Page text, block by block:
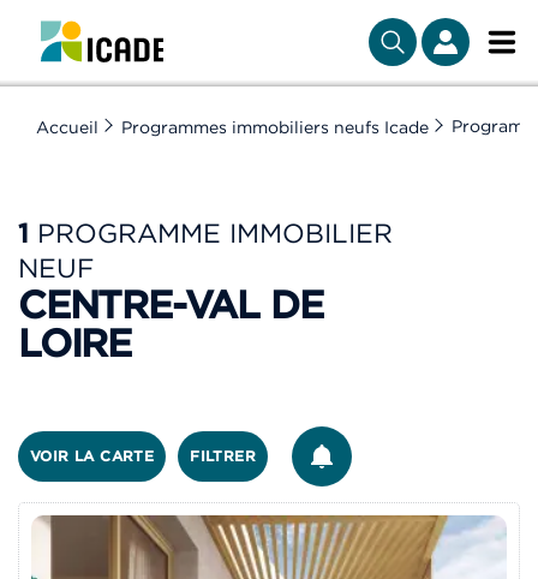
Accueil Programmes immobiliers neufs Icade
1 PROGRAMME IMMOBILIER
NEUF
CENTRE-VAL DE
LOIRE
VOIR LA CARTE FILTRER
ÊTRE ALERTÉ